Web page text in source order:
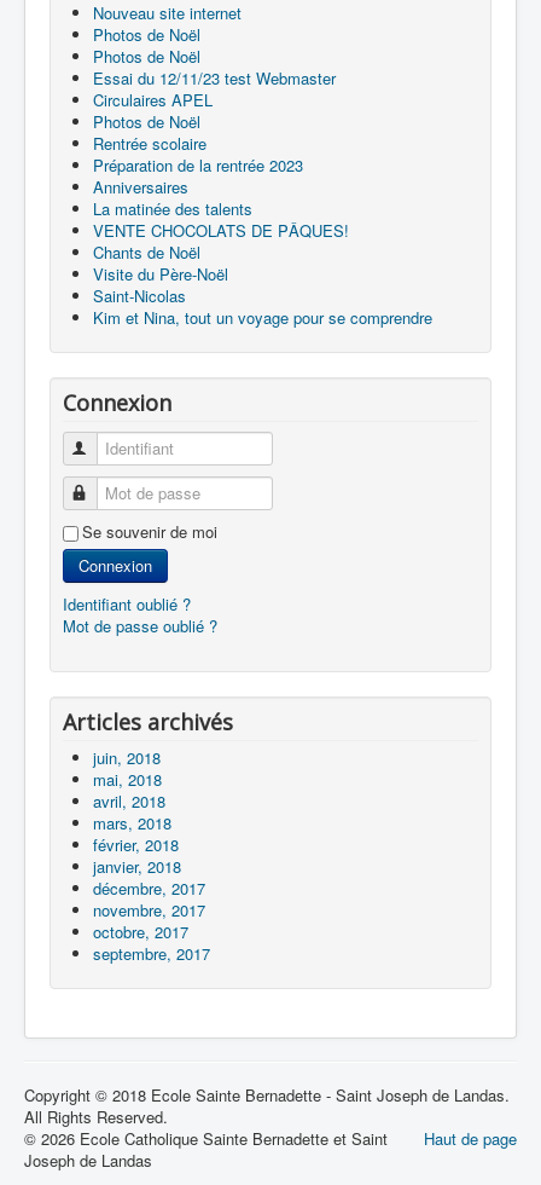
Nouveau site internet
Photos de Noël
Photos de Noël
Essai du 12/11/23 test Webmaster
Circulaires APEL
Photos de Noël
Rentrée scolaire
Préparation de la rentrée 2023
Anniversaires
La matinée des talents
VENTE CHOCOLATS DE PÂQUES!
Chants de Noël
Visite du Père-Noël
Saint-Nicolas
Kim et Nina, tout un voyage pour se comprendre
Connexion
Identifiant
Mot de passe
Se souvenir de moi
Connexion
Identifiant oublié ?
Mot de passe oublié ?
Articles archivés
juin, 2018
mai, 2018
avril, 2018
mars, 2018
février, 2018
janvier, 2018
décembre, 2017
novembre, 2017
octobre, 2017
septembre, 2017
Copyright © 2018 Ecole Sainte Bernadette - Saint Joseph de Landas.
All Rights Reserved.
Haut de page
© 2026 Ecole Catholique Sainte Bernadette et Saint
Joseph de Landas